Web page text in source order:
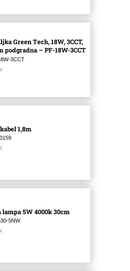
Green Tech, 18W, 3CCT,
podgradna – PF-18W-3CCT
3CCT
1,8m
5W 4000k 30cm
5NW